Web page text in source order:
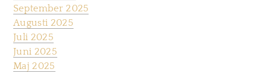
September 2025
Augusti 2025
Juli 2025
Juni 2025
Maj 2025